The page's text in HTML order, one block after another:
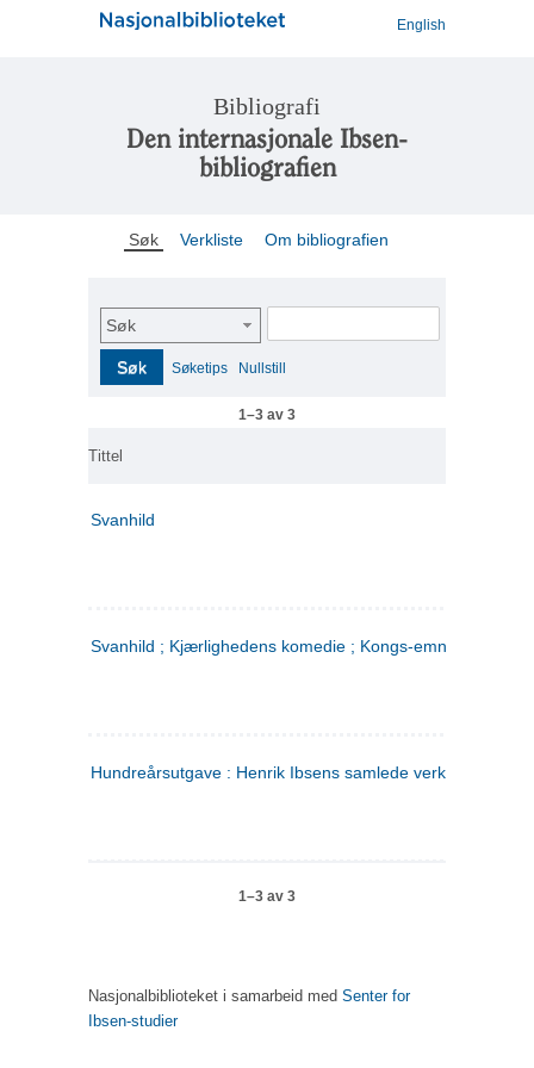
English
Bibliografi
Den internasjonale Ibsen-
bibliografien
Søk Verkliste Om bibliografien
Søk
Søk Søketips Nullstill
1–3 av 3
Tittel
Svanhild
Svanhild ; Kjærlighedens komedie ; Kongs-emnerne
Hundreårsutgave : Henrik Ibsens samlede verker. 4
1–3 av 3
Nasjonalbiblioteket i samarbeid med Senter for
Ibsen-studier